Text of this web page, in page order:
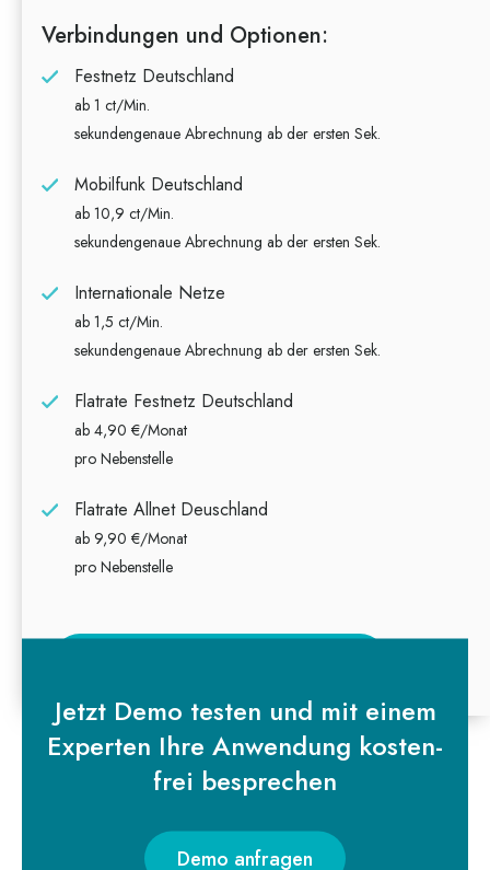
Verbindungen und Optionen:
Festnetz Deutschland
ab 1 ct/Min.
sekundengenaue Abrechnung ab der ersten Sek.
Mobilfunk Deutschland
ab 10,9 ct/Min.
sekundengenaue Abrechnung ab der ersten Sek.
Internationale Netze
ab 1,5 ct/Min.
sekundengenaue Abrechnung ab der ersten Sek.
Flatrate Festnetz Deutschland
ab 4,90 €/Monat
pro Nebenstelle
Flatrate Allnet Deuschland
ab 9,90 €/Monat
pro Nebenstelle
Jetzt Demo tes­ten und mit einem
Exper­ten Ihre Anwen­dung kos­ten­
frei besprechen
Demo anfragen